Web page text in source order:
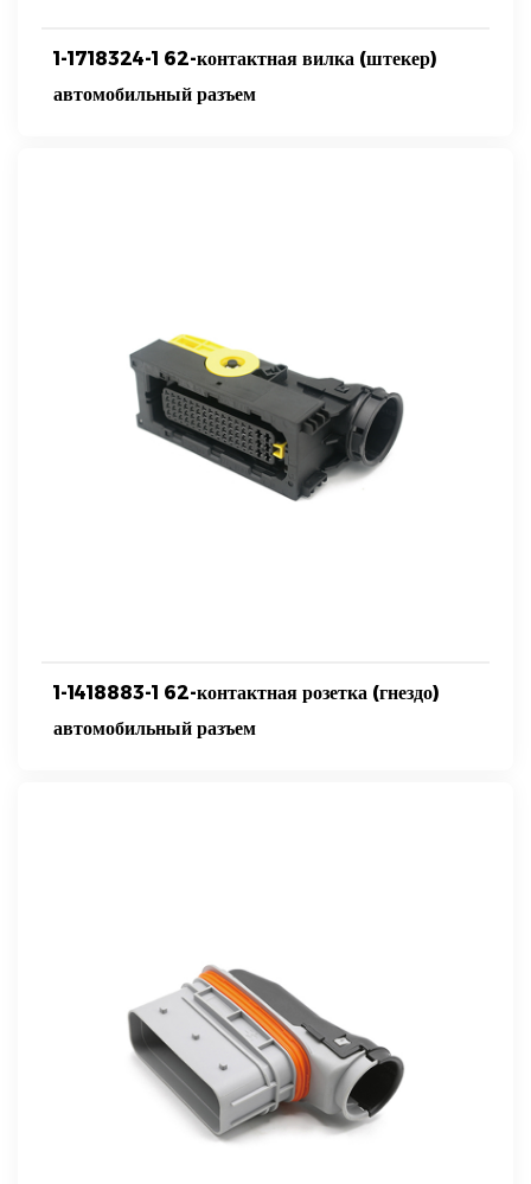
1-1718324-1 62-контактная вилка (штекер)
автомобильный разъем
1-1418883-1 62-контактная розетка (гнездо)
автомобильный разъем